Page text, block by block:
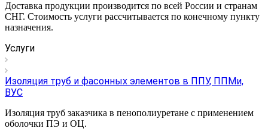
Доставка продукции производится по всей России и странам
СНГ. Стоимость услуги рассчитывается по конечному пункту
назначения.
Услуги
Изоляция труб и фасонных элементов в ППУ, ППМи,
ВУС
Изоляция труб заказчика в пенополиуретане с применением
оболочки ПЭ и ОЦ.